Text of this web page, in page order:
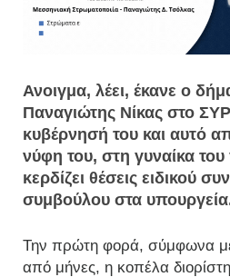
Ανοιγμα, λέει, έκανε ο
Παναγιώτης Νίκας στο
κυβέρνησή του και αυτό
νύφη του, στη γυναίκα του
κερδίζει θέσεις ειδικού
συμβούλου στα
Την πρώτη φορά, σύμφωνα
από μήνες, η κοπέλα